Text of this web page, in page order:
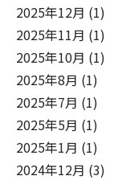
2025年12月 (1)
2025年11月 (1)
2025年10月 (1)
2025年8月 (1)
2025年7月 (1)
2025年5月 (1)
2025年1月 (1)
2024年12月 (3)